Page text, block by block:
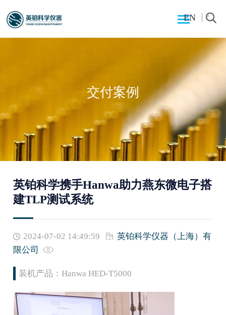
EN
交付案例
英铂科学携手Hanwa助力燕东微电子搭
建TLP测试系统
2024-07-02 14:49:59
英铂科学仪器（上海）有
限公司
装机产品：Hanwa HED-T5000